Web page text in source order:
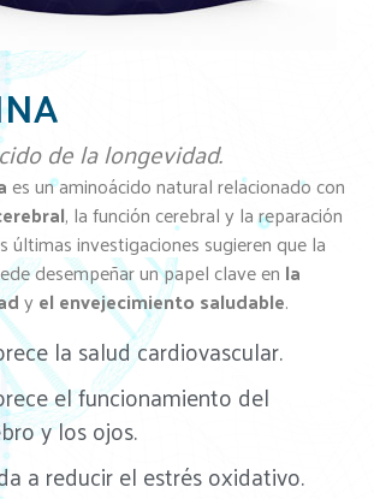
de la longevidad.
es un aminoácido natural relacionado con
, la función cerebral y la reparación
últimas investigaciones sugieren que la
desempeñar un papel clave en la
y el envejecimiento saludable.
la salud cardiovascular.
el funcionamiento del
y los ojos.
a reducir el estrés oxidativo.